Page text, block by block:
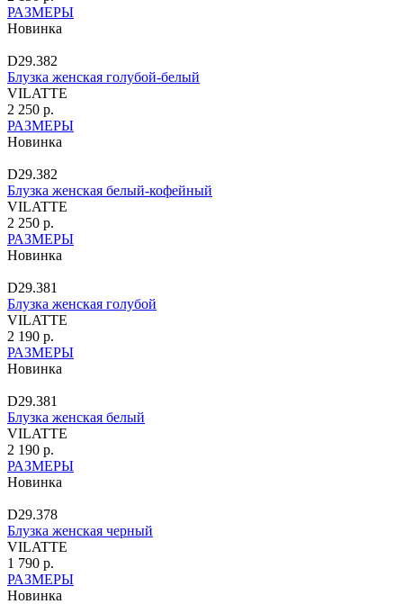
РАЗМЕРЫ
Новинка
D29.382
Блузка женская голубой-белый
VILATTE
2 250 р.
РАЗМЕРЫ
Новинка
D29.382
Блузка женская белый-кофейный
VILATTE
2 250 р.
РАЗМЕРЫ
Новинка
D29.381
Блузка женская голубой
VILATTE
2 190 р.
РАЗМЕРЫ
Новинка
D29.381
Блузка женская белый
VILATTE
2 190 р.
РАЗМЕРЫ
Новинка
D29.378
Блузка женская черный
VILATTE
1 790 р.
РАЗМЕРЫ
Новинка